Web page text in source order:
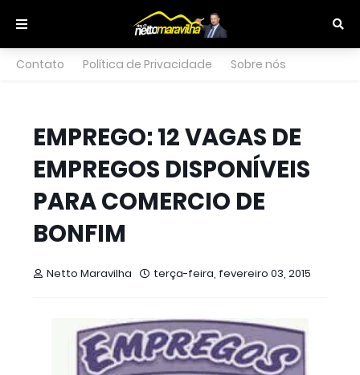
Contato Política de Privacidade Sobre nós
EMPREGO: 12 VAGAS DE
EMPREGOS DISPONÍVEIS
PARA COMERCIO DE
BONFIM
Netto Maravilha terça-feira, fevereiro 03, 2015